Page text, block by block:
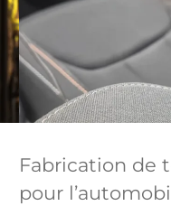
Fabrication de
pour